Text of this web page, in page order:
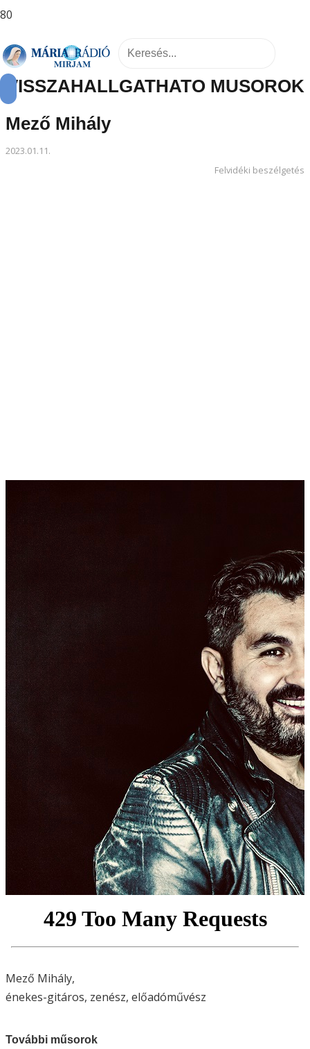
VISSZAHALLGATHATÓ MŰSOROK
Mező Mihály
2023.01.11.
Felvidéki beszélgetés
Mező Mihály,
énekes-gitáros, zenész, előadóművész
További műsorok